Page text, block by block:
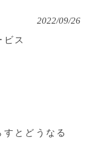
2022/09/26
ス
すとどうなる